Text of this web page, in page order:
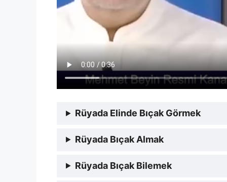
Rüyada Elinde Bıçak Görmek
Rüyada Bıçak Almak
Rüyada Bıçak Bilemek